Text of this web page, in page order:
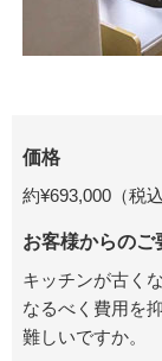
価格
約¥693,000（税込
お客様からのご
キッチンが古く
なるべく費用を
難しいですか。